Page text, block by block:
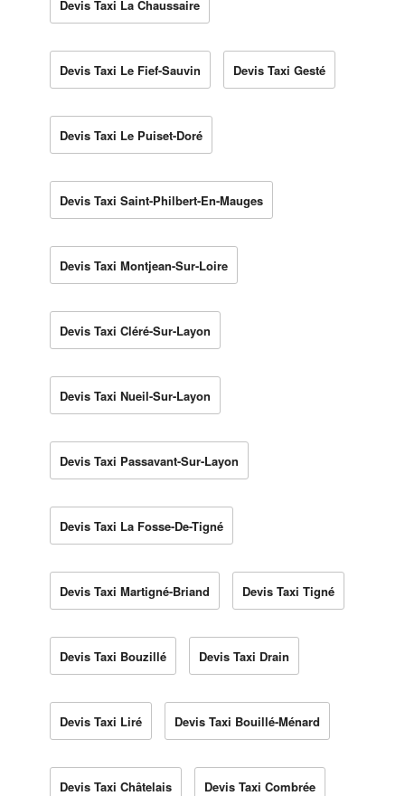
Devis Taxi La Chaussaire
Devis Taxi Le Fief-Sauvin Devis Taxi Gesté
Devis Taxi Le Puiset-Doré
Devis Taxi Saint-Philbert-En-Mauges
Devis Taxi Montjean-Sur-Loire
Devis Taxi Cléré-Sur-Layon
Devis Taxi Nueil-Sur-Layon
Devis Taxi Passavant-Sur-Layon
Devis Taxi La Fosse-De-Tigné
Devis Taxi Martigné-Briand Devis Taxi Tigné
Devis Taxi Bouzillé Devis Taxi Drain
Devis Taxi Liré Devis Taxi Bouillé-Ménard
Devis Taxi Châtelais Devis Taxi Combrée